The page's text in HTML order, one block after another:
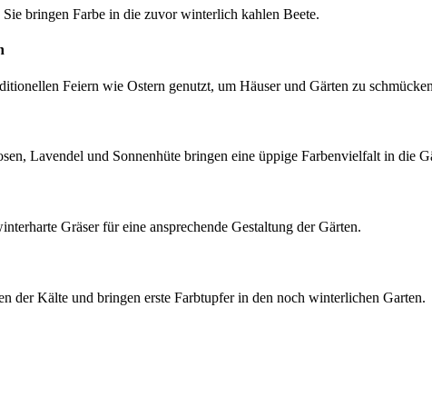
bringen Farbe in die zuvor winterlich kahlen Beete.
Feiern wie Ostern genutzt, um Häuser und Gärten zu
Lavendel und Sonnenhüte bringen eine üppige Farbenvielfalt in die
Gräser für eine ansprechende Gestaltung der Gärten.
der Kälte und bringen erste Farbtupfer in den noch winterlichen Garten.